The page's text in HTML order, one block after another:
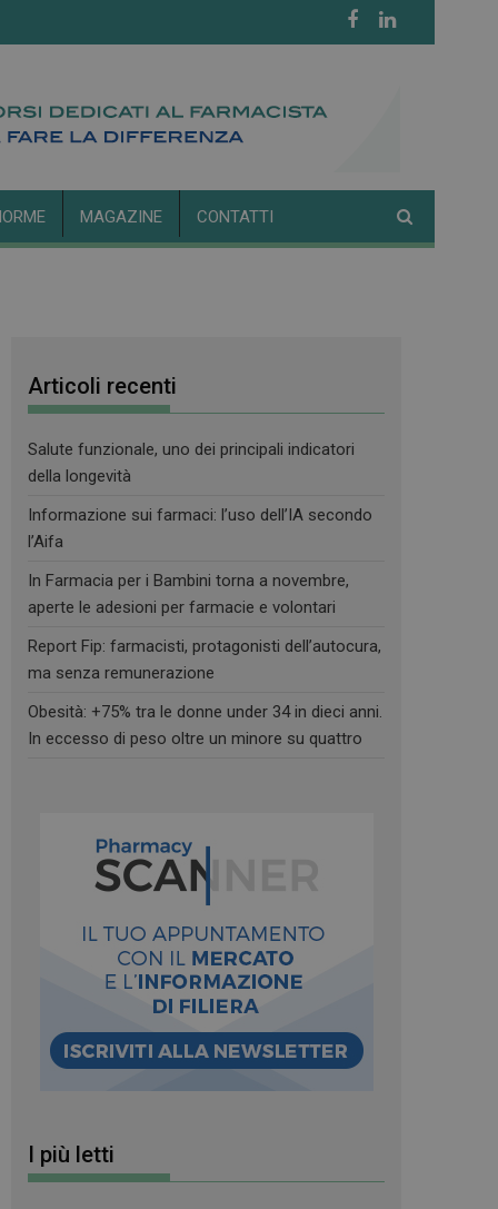
MAGAZINE CONTATTI
Articoli recenti
Salute funzionale, uno dei principali indicatori
della longevità
Informazione sui farmaci: l’uso dell’IA secondo
l’Aifa
In Farmacia per i Bambini torna a novembre,
aperte le adesioni per farmacie e volontari
Report Fip: farmacisti, protagonisti dell’autocura,
ma senza remunerazione
Obesità: +75% tra le donne under 34 in dieci anni.
In eccesso di peso oltre un minore su quattro
I più letti